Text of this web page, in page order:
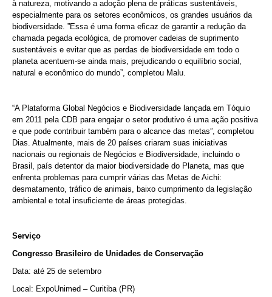
à natureza, motivando a adoção plena de práticas sustentáveis,
especialmente para os setores econômicos, os grandes usuários da
biodiversidade. ”Essa é uma forma eficaz de garantir a redução da
chamada pegada ecológica, de promover cadeias de suprimento
sustentáveis e evitar que as perdas de biodiversidade em todo o
planeta acentuem-se ainda mais, prejudicando o equilíbrio social,
natural e econômico do mundo”, completou Malu.
“A Plataforma Global Negócios e Biodiversidade lançada em Tóquio
em 2011 pela CDB para engajar o setor produtivo é uma ação positiva
e que pode contribuir também para o alcance das metas”, completou
Dias. Atualmente, mais de 20 países criaram suas iniciativas
nacionais ou regionais de Negócios e Biodiversidade, incluindo o
Brasil, país detentor da maior biodiversidade do Planeta, mas que
enfrenta problemas para cumprir várias das Metas de Aichi:
desmatamento, tráfico de animais, baixo cumprimento da legislação
ambiental e total insuficiente de áreas protegidas.
Serviço
Congresso Brasileiro de Unidades de Conservação
Data: até 25 de setembro
Local: ExpoUnimed – Curitiba (PR)